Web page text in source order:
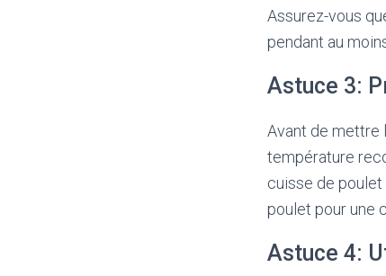
Assurez-vous
pendant au
Astuce 3:
Avant de mettre
température
cuisse de poulet
poulet pour une
Astuce 4: